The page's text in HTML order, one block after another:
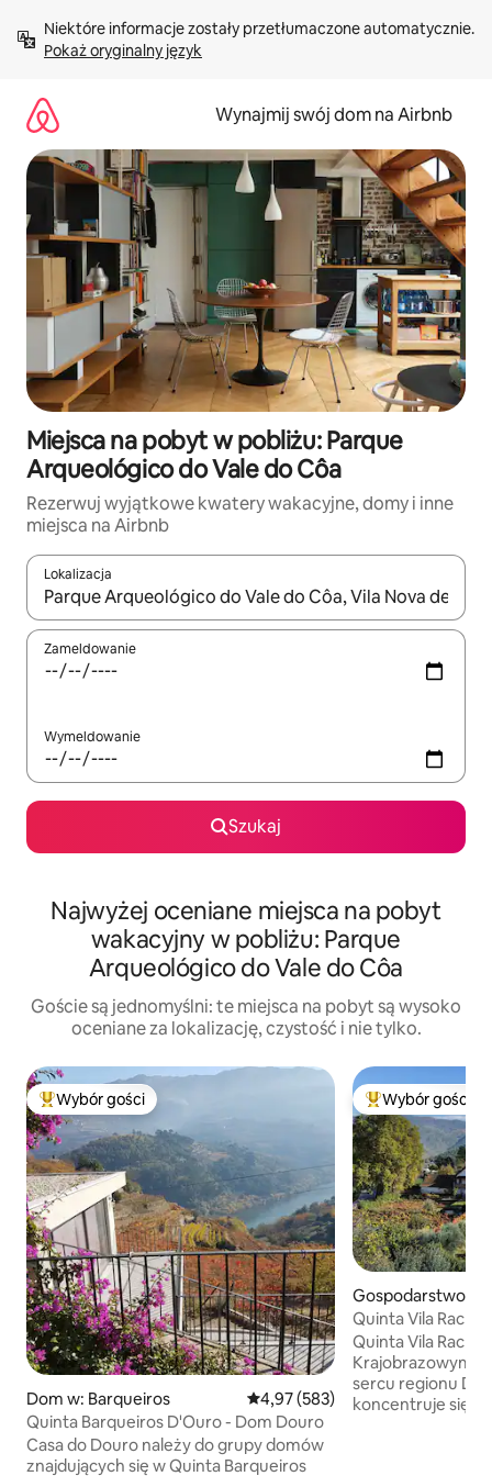
treści Pokaż oryginalny język
Wynajmij swój dom na Airbnb
Miejsca na pobyt w pobliżu: Parque
Arqueológico do Vale do Côa
Rezerwuj wyjątkowe kwatery wakacyjne, domy i inne
miejsca na Airbnb
Lokalizacja
Gdy wyniki będą dostępne, możesz poruszać się po nich za
Zameldowanie
Wymeldowanie
Szukaj
Najwyżej oceniane miejsca na pobyt
wakacyjny w pobliżu: Parque
Arqueológico do Vale do Côa
Goście są jednomyślni: te miejsca na pobyt są wysoko
oceniane za lokalizację, czystość i nie tylko.
Najpopularniejsze z kategorii Wybór gości
Wybór gości
Dom w: Barqueiros Średnia ocena: 4,97 na 5, liczba
4,97 (583)
Quinta Barqueiros D'Ouro - Dom Douro
Casa do Douro należy do grupy domów
znajdujących się w Quinta Barqueiros
Wybór gości
Gospodarstwo
czne w: São
atua
Quinta Vila
House
Quinta Vila
Krajobrazowym
sercu regionu
koncentruje się